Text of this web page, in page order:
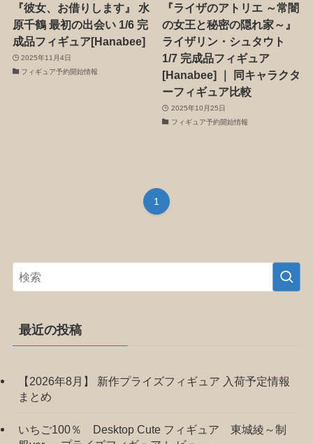
『彼女、お借りします』 水
原千鶴 最初の出会い 1/6 完
成品フィギュア[Hanabee]
2025年11月4日
フィギュア予約開始情報
『ライザのアトリエ ～常闇
の女王と秘密の隠れ家～』
ライザリン・シュタウト
1/7 完成品フィギュア
[Hanabee] ｜ 同キャラクタ
ーフィギュア比較
2025年10月25日
フィギュア予約開始情報
1
最近の投稿
【2026年8月】 新作プライズフィギュア 入荷予定情報
まとめ
いちご100％ Desktop Cute フィギュア 東城綾～制